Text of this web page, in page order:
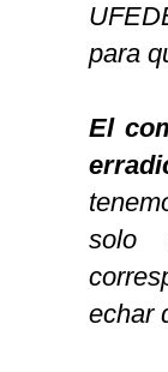
para
El
solo
echar